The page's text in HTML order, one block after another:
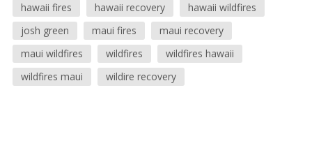
hawaii fires
hawaii recovery
hawaii wildfires
josh green
maui fires
maui recovery
maui wildfires
wildfires
wildfires hawaii
wildfires maui
wildire recovery